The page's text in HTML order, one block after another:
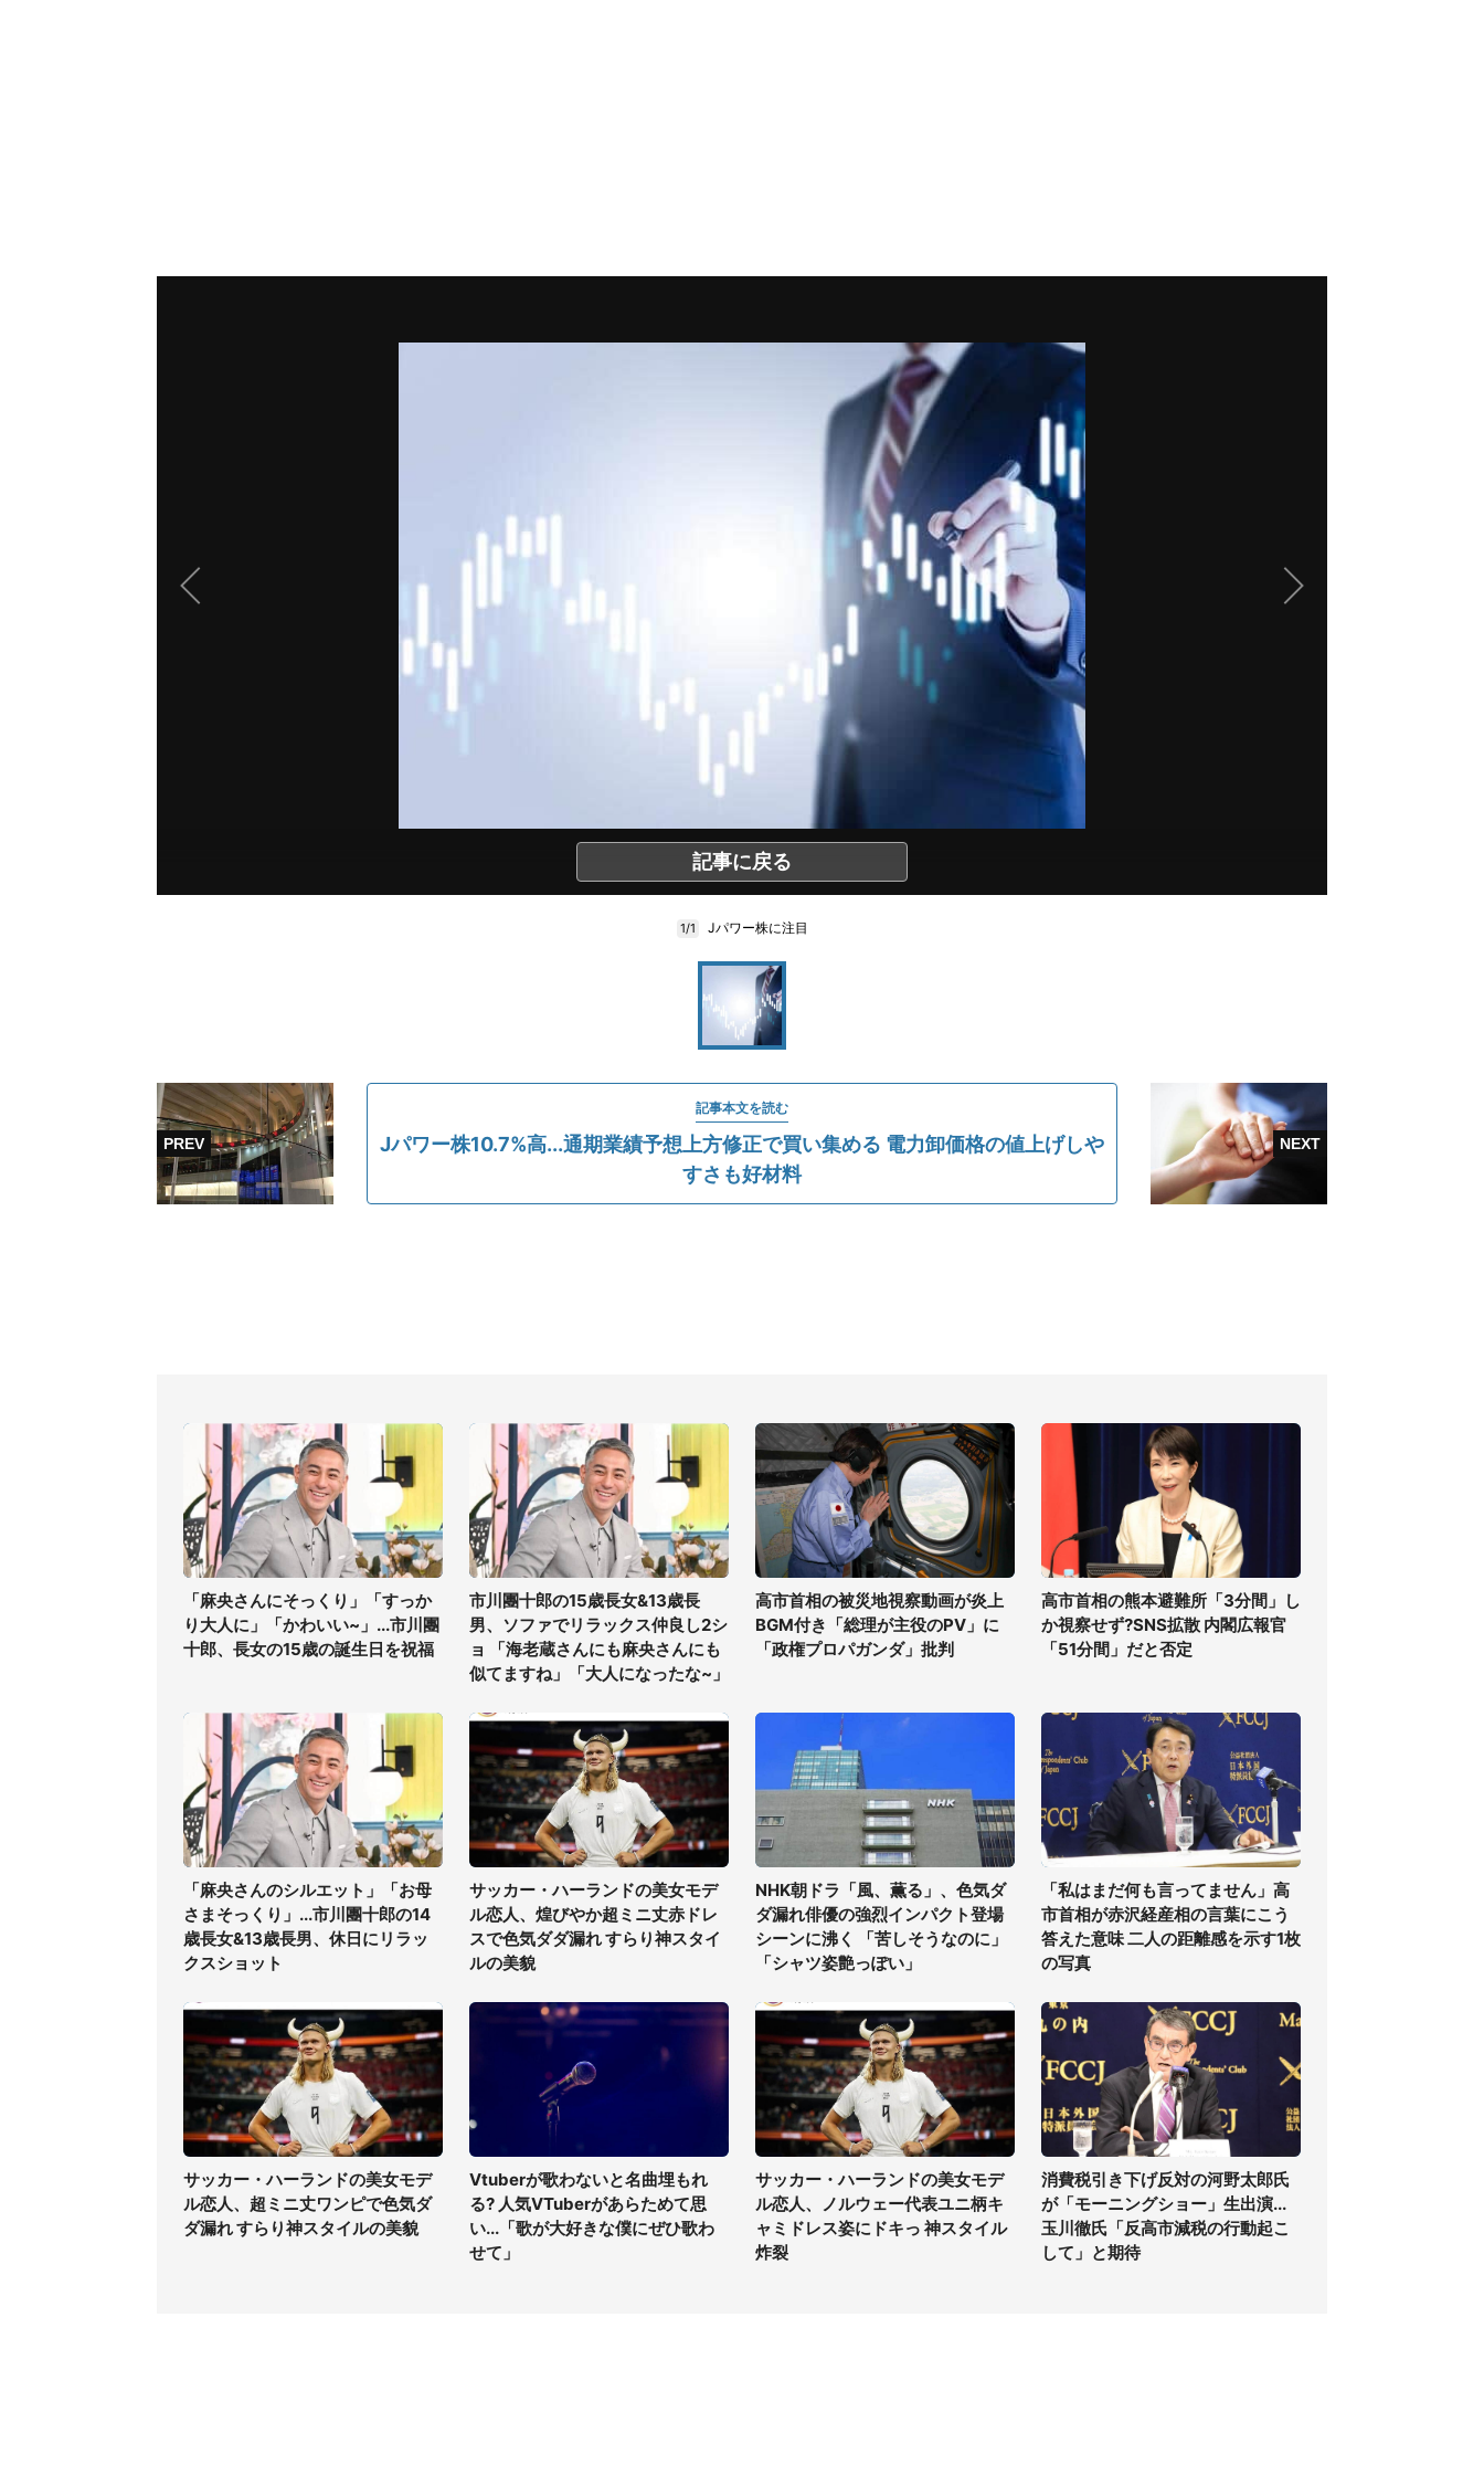
記事に戻る
1/1 Jパワー株に注目
記事本文を読む
Jパワー株10.7%高...通期業績予想上方修正で買い集める 電力卸価格の値上げしや
すさも好材料
「麻央さんにそっくり」「すっか
り大人に」「かわいい~」...市川團
十郎、長女の15歳の誕生日を祝福
市川團十郎の15歳長女&13歳長
男、ソファでリラックス仲良し2シ
ョ 「海老蔵さんにも麻央さんにも
似てますね」「大人になったな~」
高市首相の被災地視察動画が炎上
BGM付き「総理が主役のPV」に
「政権プロパガンダ」批判
高市首相の熊本避難所「3分間」し
か視察せず?SNS拡散 内閣広報官
「51分間」だと否定
「麻央さんのシルエット」「お母
さまそっくり」...市川團十郎の14
歳長女&13歳長男、休日にリラッ
クスショット
サッカー・ハーランドの美女モデ
ル恋人、煌びやか超ミニ丈赤ドレ
スで色気ダダ漏れ すらり神スタイ
ルの美貌
NHK朝ドラ「風、薫る」、色気ダ
ダ漏れ俳優の強烈インパクト登場
シーンに沸く 「苦しそうなのに」
「シャツ姿艶っぽい」
「私はまだ何も言ってません」高
市首相が赤沢経産相の言葉にこう
答えた意味 二人の距離感を示す1枚
の写真
サッカー・ハーランドの美女モデ
ル恋人、超ミニ丈ワンピで色気ダ
ダ漏れ すらり神スタイルの美貌
Vtuberが歌わないと名曲埋もれ
る? 人気VTuberがあらためて思
い...「歌が大好きな僕にぜひ歌わ
せて」
サッカー・ハーランドの美女モデ
ル恋人、ノルウェー代表ユニ柄キ
ャミドレス姿にドキっ 神スタイル
炸裂
消費税引き下げ反対の河野太郎氏
が「モーニングショー」生出演...
玉川徹氏「反高市減税の行動起こ
して」と期待